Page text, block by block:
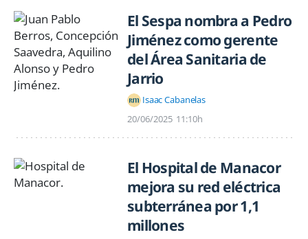
El Sespa nombra a Pedro
Jiménez como gerente
del Área Sanitaria de
Jarrio
Isaac Cabanelas
20/06/2025 11:10h
El Hospital de Manacor
mejora su red eléctrica
subterránea por 1,1
millones